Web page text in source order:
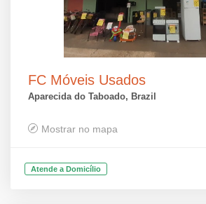
FC Móveis Usados
Aparecida do Taboado, Brazil
Mostrar no mapa
Atende a Domicílio